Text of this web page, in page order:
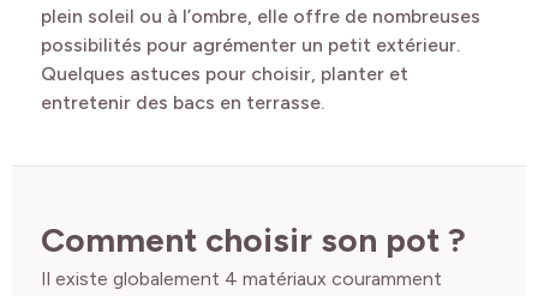
plein soleil ou à l’ombre, elle offre de nombreuses
possibilités pour agrémenter un petit extérieur.
Quelques astuces pour choisir, planter et
entretenir des bacs en terrasse.
Comment choisir son pot ?
Il existe globalement 4 matériaux couramment